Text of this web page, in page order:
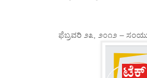
ಫೆಬ್ರವರಿ ೨೩, ೨೦೧೨ –